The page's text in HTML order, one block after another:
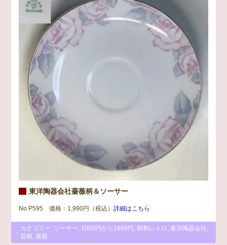
東洋陶器会社薔薇柄＆ソーサー
No.P595 価格：1,990円（税込）詳細はこちら
カテゴリー: ソーサー 1000円から1999円 昭和レトロ 東洋陶器会社
花柄 ,薔薇